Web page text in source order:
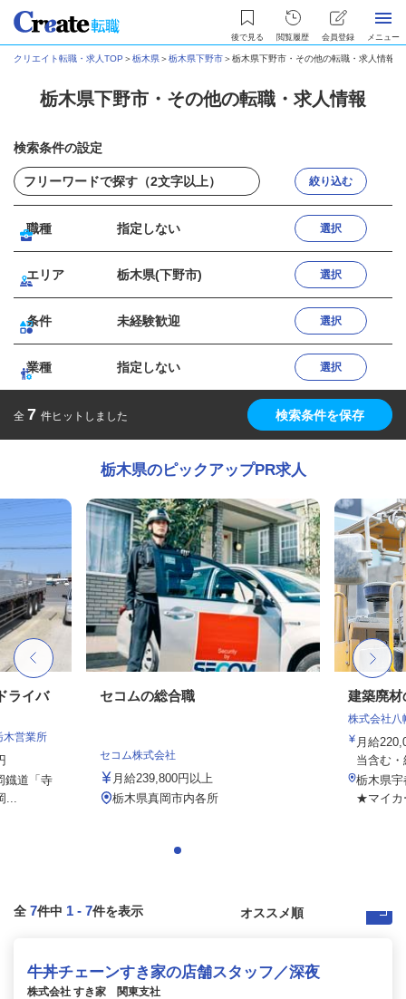
後で見る 閲覧履歴 会員登録 メニュー
クリエイト転職・求人TOP ＞栃木県＞栃木県下野市＞栃木県下野市・その他の転職・求人情報
栃木県下野市・その他の転職・求人情報
検索条件の設定
絞り込む
職種 指定しない 選択
エリア 栃木県(下野市) 選択
条件 未経験歓迎 選択
業種 指定しない 選択
全 7 件ヒットしました 検索条件を保存
栃木県のピックアップPR求人
ライバ
営業所
鐡道「寺
セコムの総合職
セコム株式会社
月給239,800円以上
栃木県真岡市内各所
建築廃材
株式会社八
月給
当含む
栃木県
★マイカ
全 7件中 1 - 7件を表示
牛丼チェーンすき家の店舗スタッフ／深夜
株式会社 すき家 関東支社